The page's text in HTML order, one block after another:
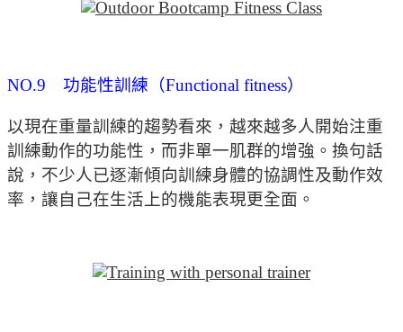
NO.9 功能性訓練（Functional fitness）
以現在重量訓練的趨勢看來，越來越多人開始注重
訓練動作的功能性，而非單一肌群的增強。換句話
說，不少人已逐漸傾向訓練身體的協調性及動作效
率，讓自己在生活上的機能表現更全面。